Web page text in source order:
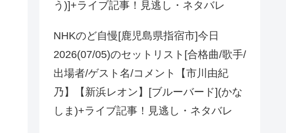
う)]+ライブ記事！見逃し・ネタバレ
NHKのど自慢[鹿児島県指宿市]今日
2026(07/05)のセットリスト[合格曲/歌手/
出場者/ゲスト名/コメント【市川由紀
乃】【新浜レオン】[ブルーバード](かな
しま)+ライブ記事！見逃し・ネタバレ